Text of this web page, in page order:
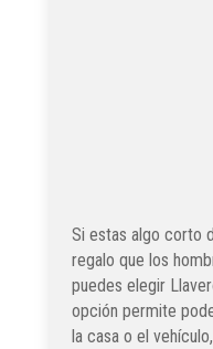
Si estas algo corto
regalo que los
puedes elegir
opción permite
la casa o el